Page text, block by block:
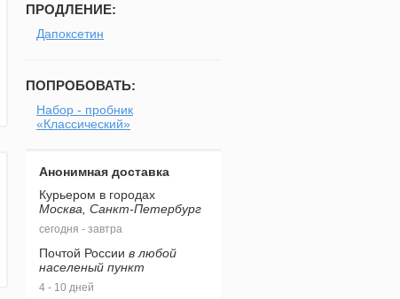
ПРОДЛЕНИЕ:
Дапоксетин
ПОПРОБОВАТЬ:
Набор - пробник
«Классический»
Анонимная доставка
Курьером в городах
Москва, Санкт-Петербург
сегодня - завтра
Почтой России в любой
населеный пункт
4 - 10 дней